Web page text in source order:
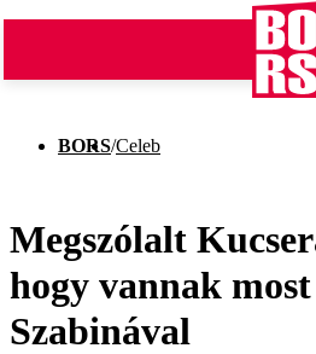
BORS/Celeb
Megszólalt
hogy vannak
Szabinával